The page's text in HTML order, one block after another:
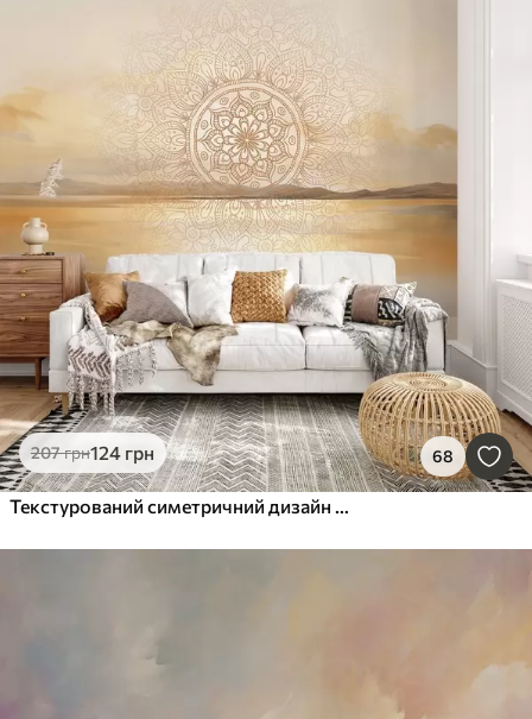
207грн124 грн 68
Текстурований симетричний дизайн мандали, що накладається на пейзаж з морем, пагорбами та небом, м'які пастельні кольори